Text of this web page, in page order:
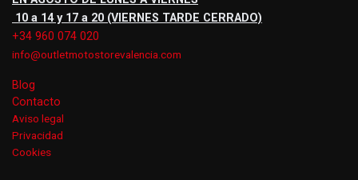
10 a 14 y 17 a 20 (VIERNES TARDE CERRADO)
+34 960 074 020
info@outletmotostorevalencia.com
Blog
Contacto
Aviso legal
Privacidad
Cookies